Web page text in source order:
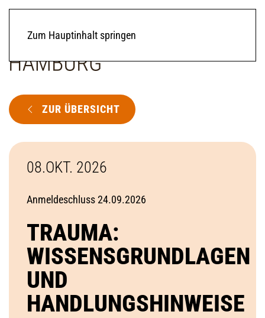
Zum Hauptinhalt springen
ZUR ÜBERSICHT
08.OKT. 2026
Anmeldeschluss 24.09.2026
TRAUMA:
WISSENSGRUNDLAGEN
UND
HANDLUNGSHINWEISE